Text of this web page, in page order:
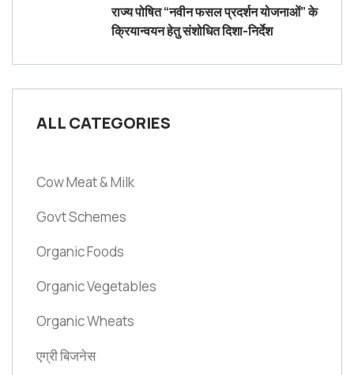
राज्य पोषित “नवीन फसल प्रदर्शन योजनाओं” के
क्रियान्वयन हेतु संशोधित दिशा-निर्देश
ALL CATEGORIES
Cow Meat & Milk
Govt Schemes
Organic Foods
Organic Vegetables
Organic Wheats
एग्री बिजनेस